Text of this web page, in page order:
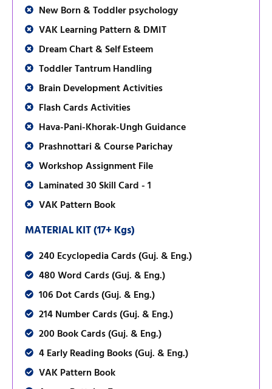
New Born & Toddler psychology
VAK Learning Pattern & DMIT
Dream Chart & Self Esteem
Toddler Tantrum Handling
Brain Development Activities
Flash Cards Activities
Hava-Pani-Khorak-Ungh Guidance
Prashnottari & Course Parichay
Workshop Assignment File
Laminated 30 Skill Card - 1
VAK Pattern Book
MATERIAL KIT (17+ Kgs)
240 Ecyclopedia Cards (Guj. & Eng.)
480 Word Cards (Guj. & Eng.)
106 Dot Cards (Guj. & Eng.)
214 Number Cards (Guj. & Eng.)
200 Book Cards (Guj. & Eng.)
4 Early Reading Books (Guj. & Eng.)
VAK Pattern Book